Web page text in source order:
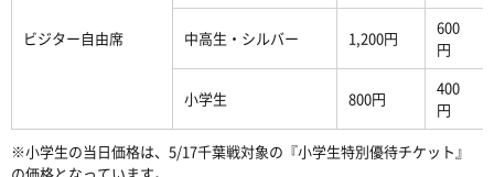
ビジター自由席 中高生・シルバー 1,200円
600
円
小学生 800円
400
円
※小学生の当日価格は、5/17千葉戦対象の『小学生特別優待チケット』